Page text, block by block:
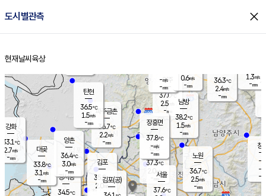
도시별관측 close
홈
현재날씨 육상
양주
37.0℃
2.5
-mm
경서동
34.5℃
파주금촌
36.7℃
2.2m/s
-mm
36.3℃
2.4m/s
-mm
대곶
33.8℃
3.1 m/s
-mm
창
-
-m/
-
탄현
36.5℃
1.5m/s
-mm
1.3m/s
-mm
김포
35.8℃
2.0 m/s
mm
양촌
36.4℃
3.0m/s
-mm
은평
37.3℃
2.0 m/s
- mm
노원
36.7℃
2.5m/s
-mm
남방
38.2℃
1.5m/s
-mm
장흥면
37.8℃
-m/s
-mm
-m/s
-mm
강화
33.1℃
2.7m/s
-mm
김포(공)
서울
37.6℃
0.6m/s
-mm